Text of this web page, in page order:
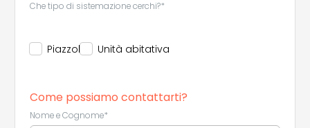
Che tipo di sistemazione cerchi?*
Piazzola Unità abitativa
Come possiamo contattarti?
Nome e Cognome*